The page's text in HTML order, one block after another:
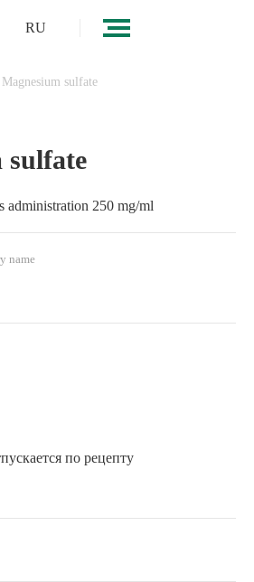
RU
Magnesium sulfate
sulfate
administration 250 mg/ml
name